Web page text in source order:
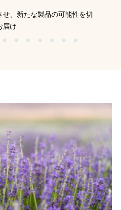
、新たな製品の可能性を切
届け